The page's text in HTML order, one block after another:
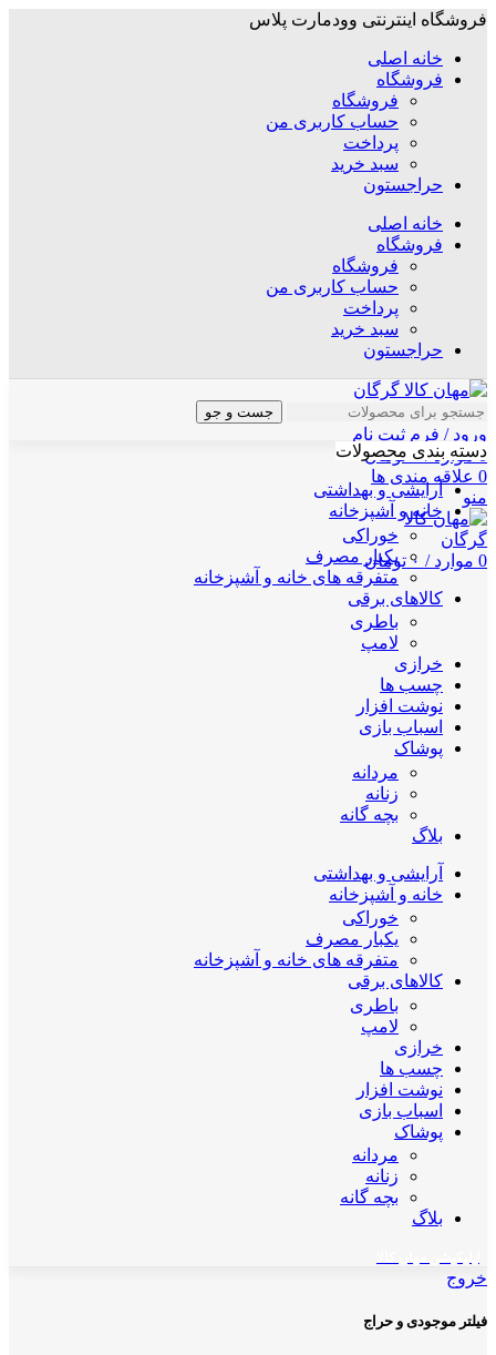
فروشگاه اینترنتی وودمارت پلاس
خانه اصلی
فروشگاه
فروشگاه
حساب کاربری من
پرداخت
سبد خرید
حراجستون
خانه اصلی
فروشگاه
فروشگاه
حساب کاربری من
پرداخت
سبد خرید
حراجستون
جست و جو
ورود / فرم ثبت نام
0 موارد / ۰ تومان
0 علاقه مندی ها
منو
0 موارد / ۰ تومان
دسته بندی محصولات
آرایشی و بهداشتی
خانه و آشپزخانه
خوراکی
یکبار مصرف
متفرقه های خانه و آشپزخانه
کالاهای برقی
باطری
لامپ
خرازی
چسب ها
نوشت افزار
اسباب بازی
پوشاک
مردانه
زنانه
بچه گانه
بلاگ
آرایشی و بهداشتی
خانه و آشپزخانه
خوراکی
یکبار مصرف
متفرقه های خانه و آشپزخانه
کالاهای برقی
باطری
لامپ
خرازی
چسب ها
نوشت افزار
اسباب بازی
پوشاک
مردانه
زنانه
بچه گانه
بلاگ
خروج
فیلتر موجودی و حراج